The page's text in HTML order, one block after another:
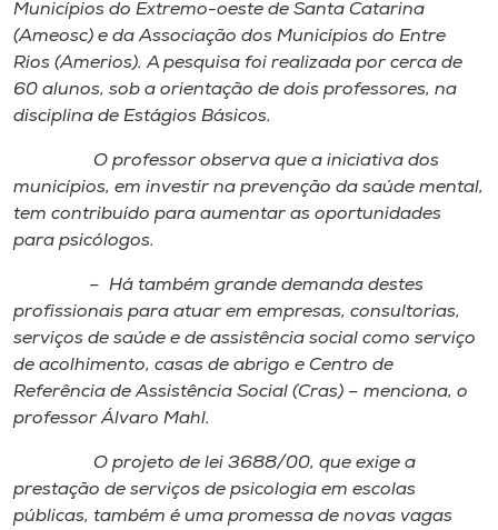
Rádio
Museu
Unoesc
Store
Selecione
A+
Municípios do Extremo-oeste de Santa Catarina
(Ameosc) e da Associação dos Municípios do Entre
Rios (Amerios). A pesquisa foi realizada por cerca de
60 alunos, sob a orientação de dois professores, na
disciplina de Estágios Básicos.
O professor observa que a iniciativa dos
municípios, em investir na prevenção da saúde mental,
tem contribuído para aumentar as oportunidades
para psicólogos.
– Há também grande demanda destes
profissionais para atuar em empresas, consultorias,
serviços de saúde e de assistência social como serviço
de acolhimento, casas de abrigo e Centro de
Referência de Assistência Social (Cras) – menciona, o
professor Álvaro Mahl.
O projeto de lei 3688/00, que exige a
prestação de serviços de psicologia em escolas
públicas, também é uma promessa de novas vagas